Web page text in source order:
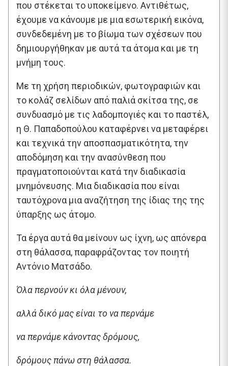
που στέκεται το υποκείμενο. Αντιθέτως,
έχουμε να κάνουμε με μια εσωτερική εικόνα,
συνδεδεμένη με το βίωμα των σχέσεων που
δημιουργήθηκαν με αυτά τα άτομα και με τη
μνήμη τους.
Με τη χρήση περιοδικών, φωτογραφιών και
το κολάζ σελίδων από παλιά σκίτσα της, σε
συνδυασμό με τις λαδομπογιές και το παστέλ,
η Θ. Παπαδοπούλου καταφέρνει να μεταφέρει
και τεχνικά την αποσπασματικότητα, την
αποδόμηση και την ανασύνθεση που
πραγματοποιούνται κατά την διαδικασία
μνημόνευσης. Μια διαδικασία που είναι
ταυτόχρονα μια αναζήτηση της ίδιας της της
ύπαρξης ως άτομο.
Τα έργα αυτά θα μείνουν ως ίχνη, ως απόνερα
στη θάλασσα, παραφράζοντας τον ποιητή
Αντόνιο Ματσάδο.
Όλα περνούν κι όλα μένουν,
αλλά δικό μας είναι το να περνάμε
να περνάμε κάνοντας δρόμους,
δρόμους πάνω στη θάλασσα.